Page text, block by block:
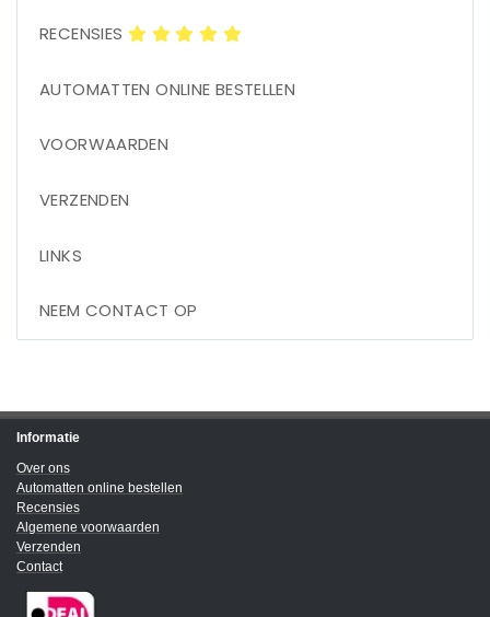
RECENSIES
AUTOMATTEN ONLINE BESTELLEN
VOORWAARDEN
VERZENDEN
LINKS
NEEM CONTACT OP
Informatie
Over ons
Automatten online bestellen
Recensies
Algemene voorwaarden
Verzenden
Contact